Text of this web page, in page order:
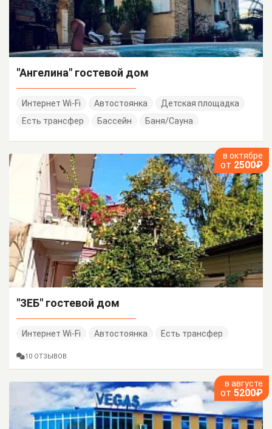
"Ангелина" гостевой дом
Интернет Wi-Fi Автостоянка
Детская площадка
Есть трансфер
Бассейн Баня/Сауна
в октябре
от 2500₽
"ЗЕБ" гостевой дом
Интернет Wi-Fi Автостоянка Есть трансфер
10 ОТЗЫВОВ
в августе
от 5200₽